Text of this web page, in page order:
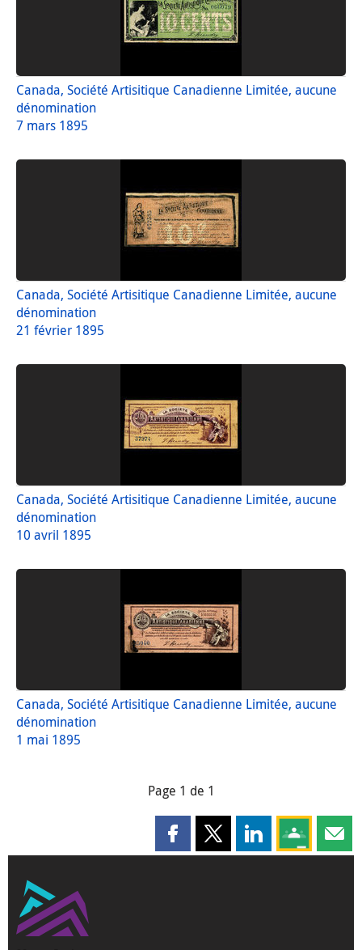
Canada, Société Artisitique Canadienne Limitée, aucune
dénomination
7 mars 1895
Canada, Société Artisitique Canadienne Limitée, aucune
dénomination
21 février 1895
Canada, Société Artisitique Canadienne Limitée, aucune
dénomination
10 avril 1895
Canada, Société Artisitique Canadienne Limitée, aucune
dénomination
1 mai 1895
Page 1 de 1
Partager cette page sur
Partager cette page sur X
Partager cette
Partagez